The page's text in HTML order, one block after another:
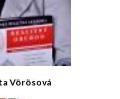
Vörösová